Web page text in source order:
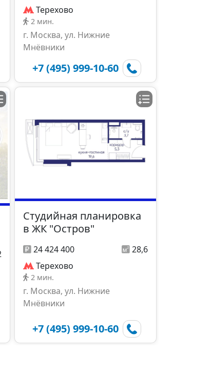
Терехово
2 мин.
г. Москва, ул. Нижние
Мнёвники
+7 (495) 999-10-60
Студийная планировка
в ЖК "Остров"
24 424 400
28,6
Терехово
2 мин.
г. Москва, ул. Нижние
Мнёвники
+7 (495) 999-10-60